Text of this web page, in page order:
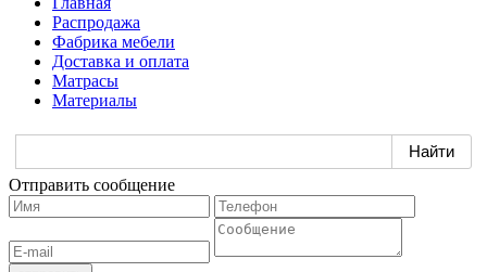
Распродажа
Фабрика мебели
Доставка и оплата
Матрасы
Материалы
Отправить сообщение